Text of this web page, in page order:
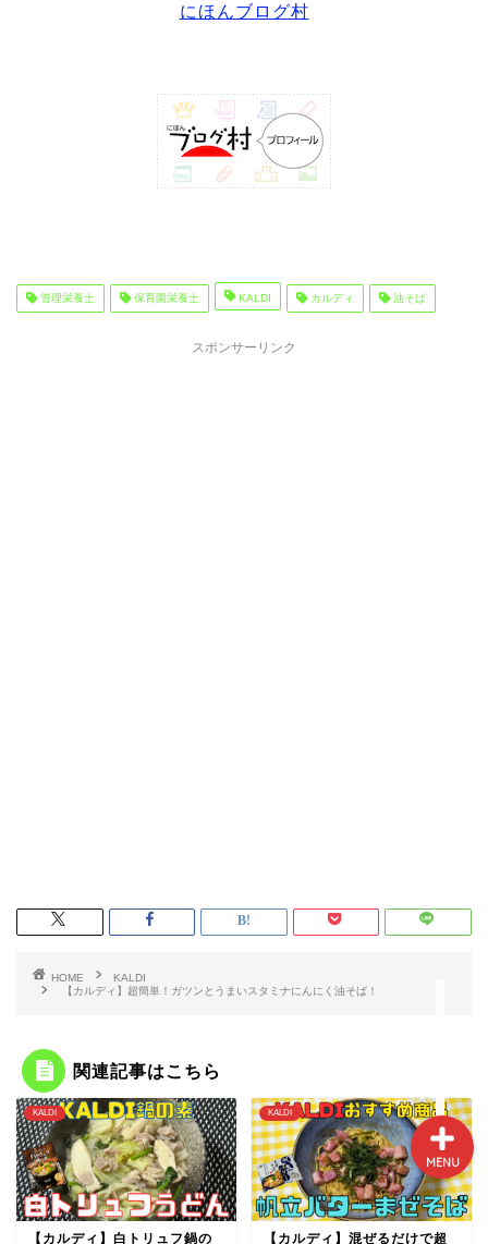
にほんブログ村
管理栄養士 保育園栄養士 KALDI カルディ 油そば
スポンサーリンク
HOME
KALDI
【カルディ】超簡単！ガツンとうまいスタミナにんにく油そば！
関連記事はこちら
KALDI
【カルディ】白トリュフ鍋の
KALDI
【カルディ】混ぜるだけで超
MENU